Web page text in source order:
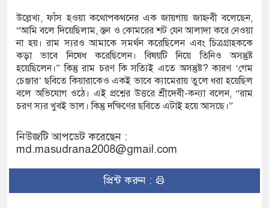
উল্লেখ্য, ফাঁস হওয়া কথোপকথনের এক জায়গায় জাহ্নবী বলেছেন,
“আমি বলে দিয়েছিলাম, স্তন ও কোমরের শট যেন আলাদা করে নেওয়া
না হয়। রাম স্যরও আমাকে সমর্থন করেছিলেন এবং চিত্রগ্রাহককে
কড়া ভাবে নিষেধ করেছিলেন। বিষয়টি নিয়ে তিনিও অসন্তুষ্ট
হয়েছিলেন।” কিন্তু রাম চরণ কি সত্যিই এতে অসন্তুষ্ট? কারণ ‘গেম
চেঞ্জার’ ছবিতে কিয়ারাকেও একই ভাবে ক্যামেরায় তুলে ধরা হয়েছিল
বলে অভিযোগ ওঠে। এই প্রশ্নের উত্তরে শ্রীদেবী-কন্যা বলেন, “রাম
চরণ স্যর খুবই ভাল। কিন্তু দক্ষিণের ছবিতে এটাই হয়ে আসছে।”
নিউজটি আপডেট করেছেন :
md.masudrana2008@gmail.com
প্রিন্ট করুন :